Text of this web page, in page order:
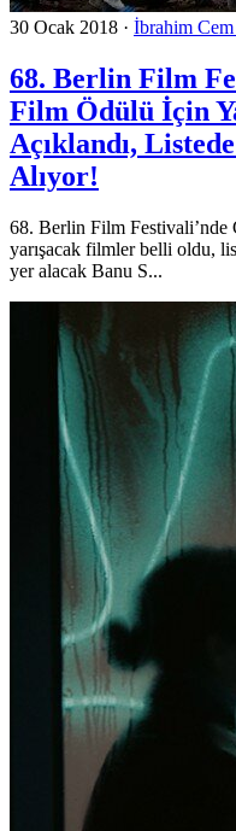
30 Ocak 2018 · İbrahim
68. Berlin Film
Film Ödülü İçin
Açıklandı,
Alıyor!
68. Berlin Film
yarışacak filmler belli oldu,
yer alacak Banu S...